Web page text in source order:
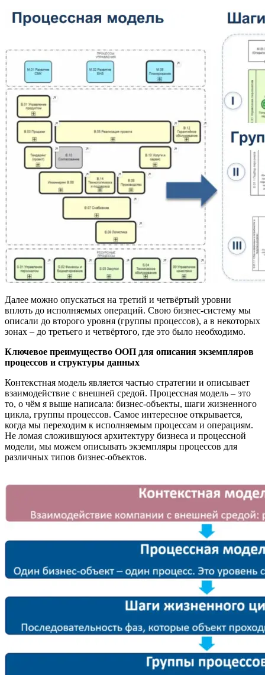
Далее можно опускаться на третий и четвёртый уровни
вплоть до исполняемых операций. Свою бизнес-систему мы
описали до второго уровня (группы процессов), а в некоторых
зонах – до третьего и четвёртого, где это было необходимо.
Ключевое преимущество ООП для описания экземпляров
процессов и структуры данных
Контекстная модель является частью стратегии и описывает
взаимодействие с внешней средой. Процессная модель – это
то, о чём я выше написала: бизнес-объекты, шаги жизненного
цикла, группы процессов. Самое интересное открывается,
когда мы переходим к исполняемым процессам и операциям.
Не ломая сложившуюся архитектуру бизнеса и процессной
модели, мы можем описывать экземпляры процессов для
различных типов бизнес-объектов.